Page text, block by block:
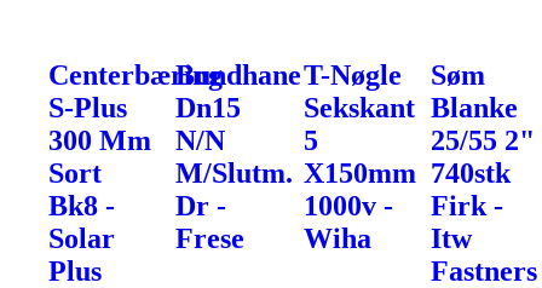
Centerbæring
S-Plus
300 Mm
Sort
Bk8 -
Solar
Plus
Bundhane
Dn15
N/N
M/Slutm.
Dr -
Frese
T-Nøgle
Sekskant
5
X150mm
1000v -
Wiha
Søm
Blanke
25/55 2"
740stk
Firk -
Itw
Fastners